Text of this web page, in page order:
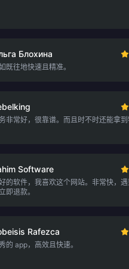
Блохина
既往地快速且精准。
非常好，很靠谱。而且时不时还能拿到
Software
的软件，我喜欢这个网站。非常快，
即退款。
Rafezca
的 app，高效且快速。